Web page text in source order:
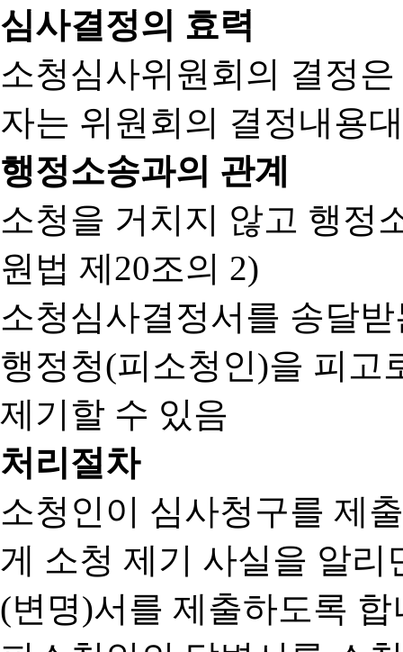
심사결정의 효력
소청심사위원회의 결정
자는 위원회의 결정내용
행정소송과의 관계
소청을 거치지 않고 행정
원법 제20조의 2)
소청심사결정서를 송달
행정청(피소청인)을 피고
제기할 수 있음
처리절차
소청인이 심사청구를 제
게 소청 제기 사실을 알
(변명)서를 제출하도록 합